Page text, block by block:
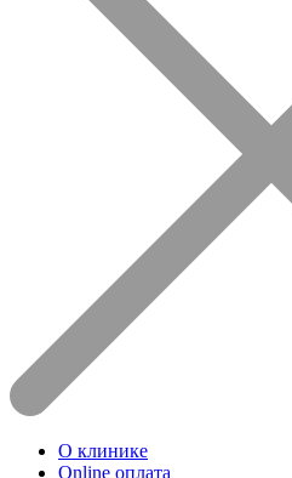
О клинике
Online оплата